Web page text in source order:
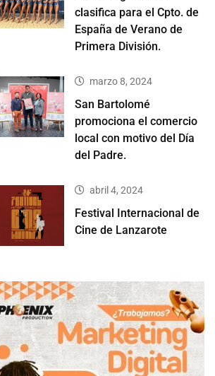
clasifica para el Cpto. de
España de Verano de
Primera División.
marzo 8, 2024
San Bartolomé
promociona el comercio
local con motivo del Día
del Padre.
abril 4, 2024
Festival Internacional de
Cine de Lanzarote